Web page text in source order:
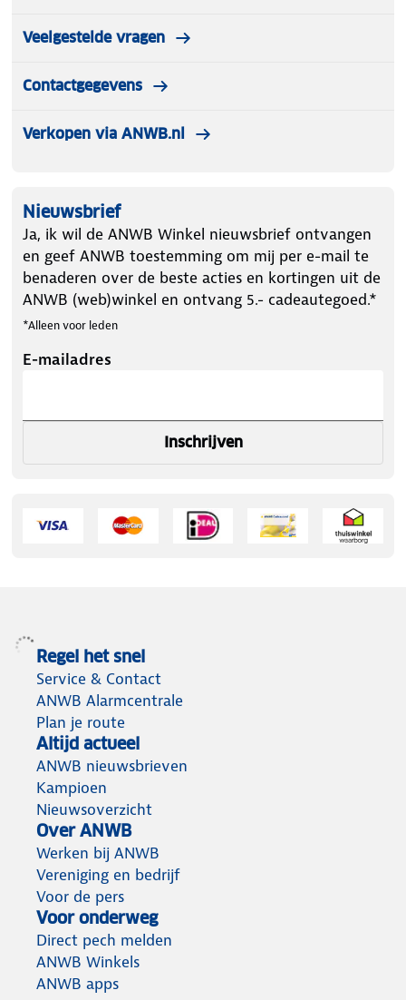
Veelgestelde vragen
Contactgegevens
Verkopen via ANWB.nl
Nieuwsbrief
Ja, ik wil de ANWB Winkel nieuwsbrief ontvangen
en geef ANWB toestemming om mij per e-mail te
benaderen over de beste acties en kortingen uit de
ANWB (web)winkel en ontvang 5.- cadeautegoed.*
*Alleen voor leden
E-mailadres
Inschrijven
Regel het snel
Service & Contact
ANWB Alarmcentrale
Plan je route
Altijd actueel
ANWB nieuwsbrieven
Kampioen
Nieuwsoverzicht
Over ANWB
Werken bij ANWB
Vereniging en bedrijf
Voor de pers
Voor onderweg
Direct pech melden
ANWB Winkels
ANWB apps